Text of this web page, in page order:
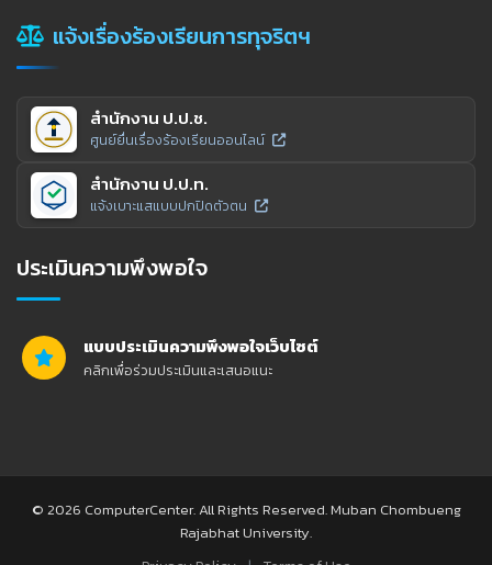
แจ้งเรื่องร้องเรียนการทุจริตฯ
สำนักงาน ป.ป.ช.
ศูนย์ยื่นเรื่องร้องเรียนออนไลน์
สำนักงาน ป.ป.ท.
แจ้งเบาะแสแบบปกปิดตัวตน
ประเมินความพึงพอใจ
แบบประเมินความพึงพอใจเว็บไซต์
คลิกเพื่อร่วมประเมินและเสนอแนะ
© 2026 ComputerCenter. All Rights Reserved. Muban Chombueng
Rajabhat University.